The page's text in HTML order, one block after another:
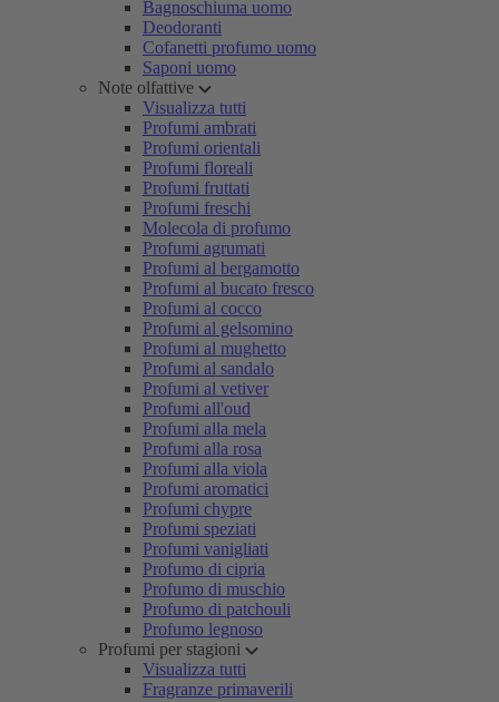
Bagnoschiuma uomo
Deodoranti
Cofanetti profumo uomo
Saponi uomo
Note olfattive
Visualizza tutti
Profumi ambrati
Profumi orientali
Profumi floreali
Profumi fruttati
Profumi freschi
Molecola di profumo
Profumi agrumati
Profumi al bergamotto
Profumi al bucato fresco
Profumi al cocco
Profumi al gelsomino
Profumi al mughetto
Profumi al sandalo
Profumi al vetiver
Profumi all'oud
Profumi alla mela
Profumi alla rosa
Profumi alla viola
Profumi aromatici
Profumi chypre
Profumi speziati
Profumi vanigliati
Profumo di cipria
Profumo di muschio
Profumo di patchouli
Profumo legnoso
Profumi per stagioni
Visualizza tutti
Fragranze primaverili